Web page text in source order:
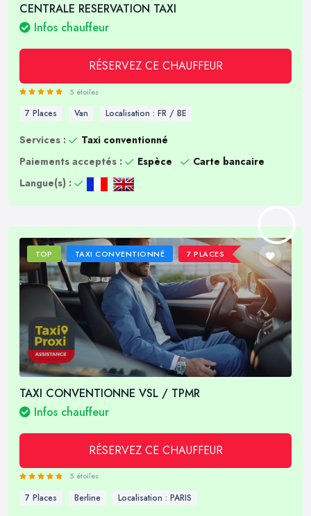
CENTRALE RESERVATION TAXI
Infos chauffeur
RÉSERVEZ CE CHAUFFEUR
5 étoiles
7 Places Van Localisation : FR / BE
Services :
Taxi conventionné
Paiements acceptés :
Espèce
Carte bancaire
Langue(s) :
TOP TAXI CONVENTIONNÉ 7 PLACES
TAXI CONVENTIONNE VSL / TPMR
Infos chauffeur
RÉSERVEZ CE CHAUFFEUR
5 étoiles
7 Places Berline Localisation : PARIS